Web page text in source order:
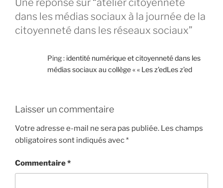
T
T
S
Une réponse sur “atelier citoyenneté
dans les médias sociaux à la journée de la
citoyenneté dans les réseaux sociaux”
Ping : identité numérique et citoyenneté dans les
médias sociaux au collège « « Les z'edLes z'ed
Laisser un commentaire
Votre adresse e-mail ne sera pas publiée. Les champs
obligatoires sont indiqués avec*
Commentaire*